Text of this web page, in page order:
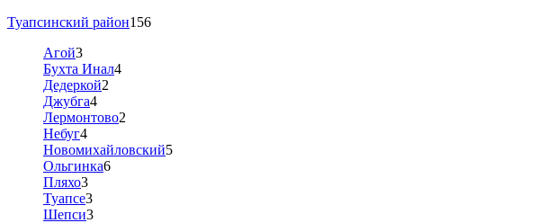
Туапсинский район156
Агой3
Бухта Инал4
Дедеркой2
Джубга4
Лермонтово2
Небуг4
Новомихайловский5
Ольгинка6
Пляхо3
Туапсе3
Шепси3